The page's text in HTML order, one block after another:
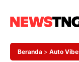
Beranda > Auto